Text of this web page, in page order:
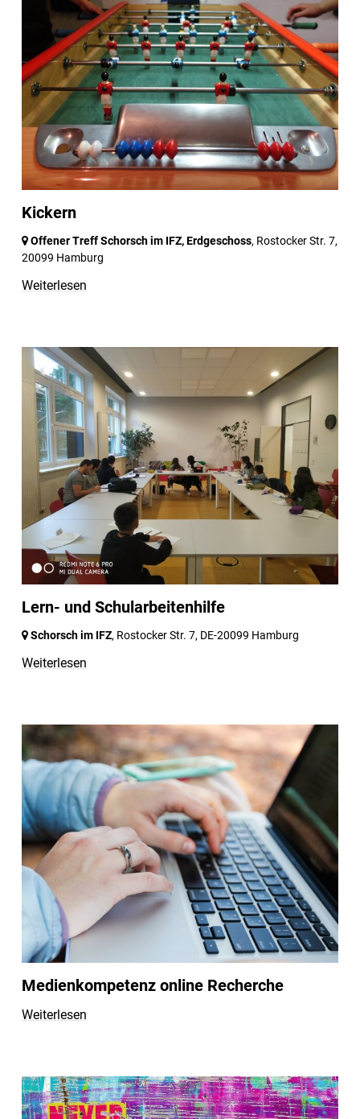
Kickern
Offener Treff Schorsch im IFZ, Erdgeschoss, Rostocker Str. 7,
20099 Hamburg
Weiterlesen
Lern- und Schularbeitenhilfe
Schorsch im IFZ, Rostocker Str. 7, DE-20099 Hamburg
Weiterlesen
Medienkompetenz online Recherche
Weiterlesen